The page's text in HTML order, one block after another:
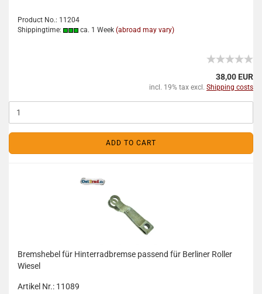
Product No.: 11204
Shippingtime:
ca. 1 Week (abroad may vary)
38,00 EUR
incl. 19% tax excl. Shipping costs
ADD TO CART
Bremshebel für Hinterradbremse passend für Berliner Roller
Wiesel
Artikel Nr.: 11089